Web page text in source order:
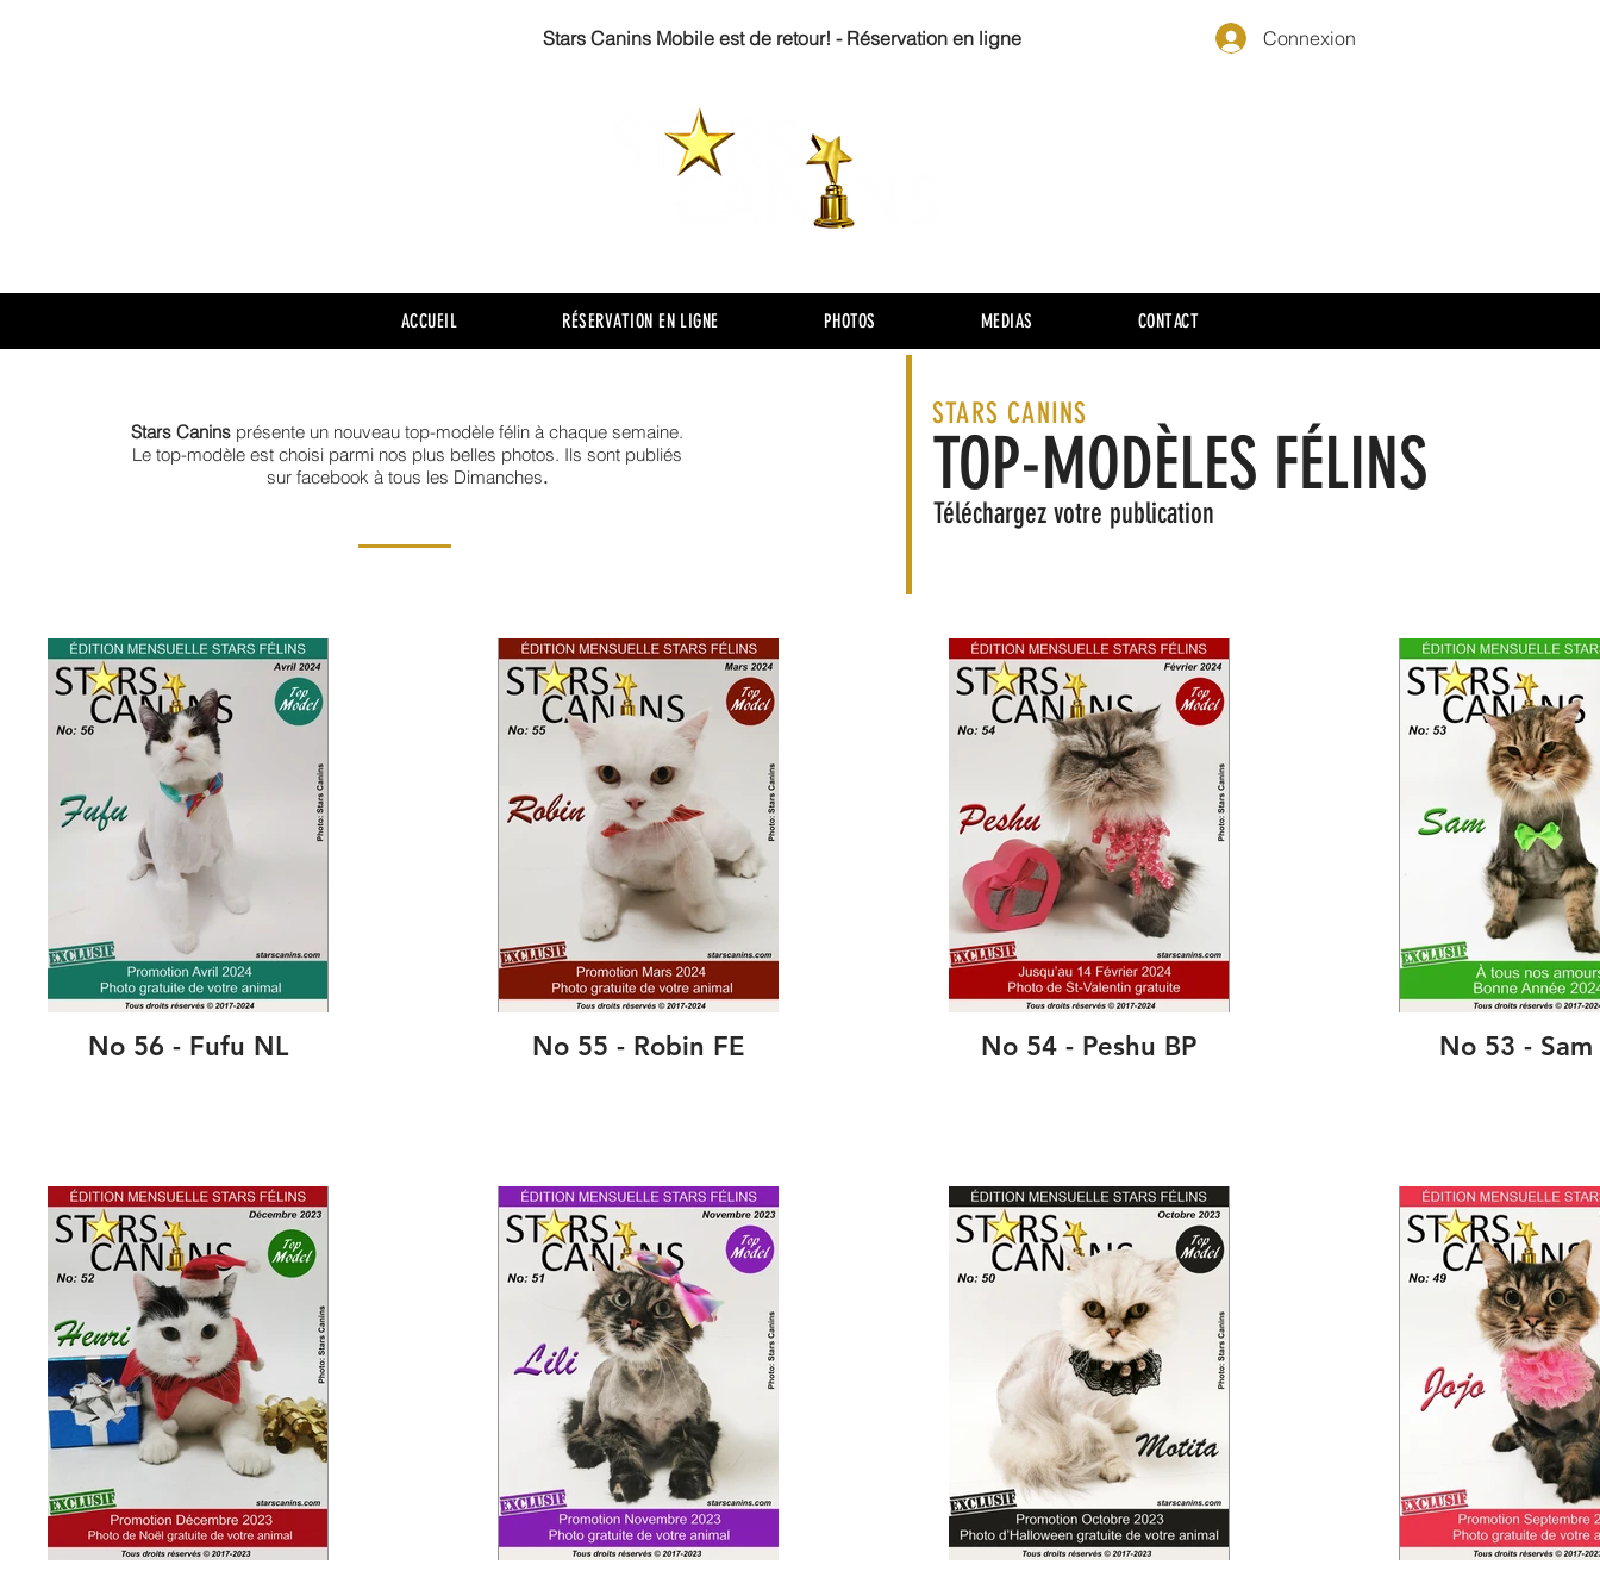
Stars Canins Mobile est de retour! - Réservation en ligne Connexion
ACCUEIL RÉSERVATION EN LIGNE PHOTOS MEDIAS CONTACT
Stars Canins présente un nouveau top-modèle félin à chaque semaine.
Le top-modèle est choisi parmi nos plus belles photos. Ils sont publiés
sur facebook à tous les Dimanches.
Téléchargez votre publication
STARS CANINS
TOP-MODÈLES FÉLINS
No 56 - Fufu NL No 55 - Robin FE No 54 - Peshu BP No 53 - Sam